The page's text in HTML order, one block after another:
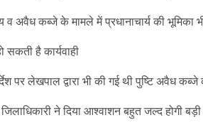
अवैध कब्जे के मामले में प्रधानाचार्य की भूमिका
सकती है कार्यवाही
पर लेखपाल द्वारा भी की गई थी पुष्टि अवैध कब्जे
जिलाधिकारी ने दिया आश्वाशन बहुत जल्द होगी